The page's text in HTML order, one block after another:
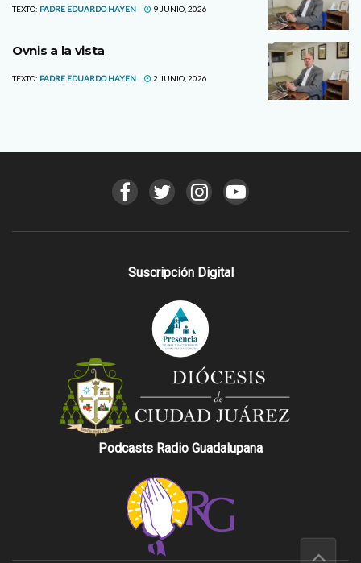
TEXTO: PADRE EDUARDO HAYEN 9 JUNIO, 2026
Ovnis a la vista
TEXTO: PADRE EDUARDO HAYEN 2 JUNIO, 2026
Suscripción Digital
Podcasts Radio Guadalupana